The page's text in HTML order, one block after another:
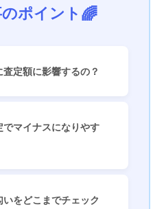
ポイント
定額に影響するの？
でマイナスになりやす
をどこまでチェック